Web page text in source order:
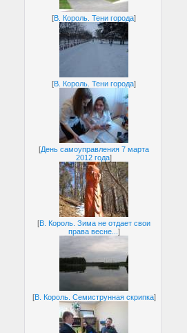
[В. Король. Тени города]
[В. Король. Тени города]
[День самоуправления 7 марта
2012 года]
[В. Король. Зима не отдает свои
права весне... ]
[В. Король. Семиструнная скрипка]